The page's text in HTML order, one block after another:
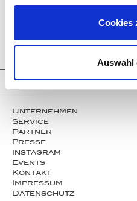
Cookies
Auswahl
Larimar
Paraiba Tourmaline
Clear Crystals
Trinity Transformers
Informationen
Unternehmen
Service
Partner
Presse
Instagram
Events
Kontakt
Impressum
Datenschutz